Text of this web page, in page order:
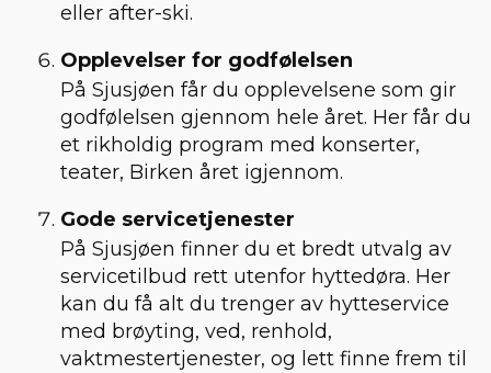
eller after-ski.
Opplevelser for godfølelsen
På Sjusjøen får du opplevelsene som gir
godfølelsen gjennom hele året. Her får du
et rikholdig program med konserter,
teater, Birken året igjennom.
Gode servicetjenester
På Sjusjøen finner du et bredt utvalg av
servicetilbud rett utenfor hyttedøra. Her
kan du få alt du trenger av hytteservice
med brøyting, ved, renhold,
vaktmestertjenester, og lett finne frem til